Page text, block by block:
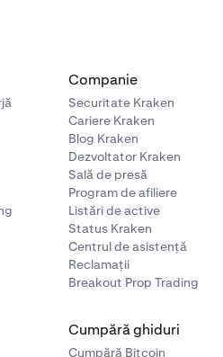
Companie
Securitate Kraken
Cariere Kraken
Blog Kraken
Dezvoltator Kraken
Sală de presă
Program de afiliere
Listări de active
Status Kraken
Centrul de asistență
Reclamații
Breakout Prop Trading
Cumpără ghiduri
Cumpără Bitcoin